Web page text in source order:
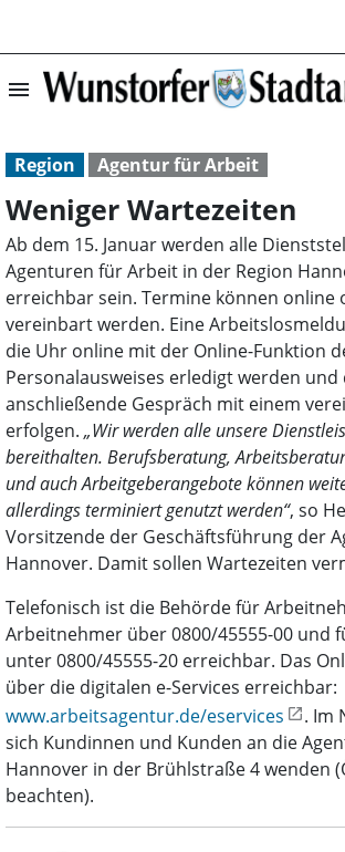
menu
Region Agentur für Arbeit
Weniger Wartezeiten
Ab dem 15. Januar werden alle
Agenturen für Arbeit in der Region
erreichbar sein. Termine können online
vereinbart werden. Eine
die Uhr online mit der Online-Funktion
Personalausweises erledigt werden und
anschließende Gespräch mit einem
erfolgen. „Wir werden alle unsere
bereithalten. Berufsberatung,
und auch Arbeitgeberangebote können
allerdings terminiert genutzt werden“, so
Vorsitzende der Geschäftsführung der
Hannover. Damit sollen Wartezeiten
Telefonisch ist die Behörde für
Arbeitnehmer über 0800/45555-00 und
unter 0800/45555-20 erreichbar. Das
über die digitalen e-Services erreichbar:
www.arbeitsagentur.de/eservices
. Im
sich Kundinnen und Kunden an die
Hannover in der Brühlstraße 4 wenden
beachten).